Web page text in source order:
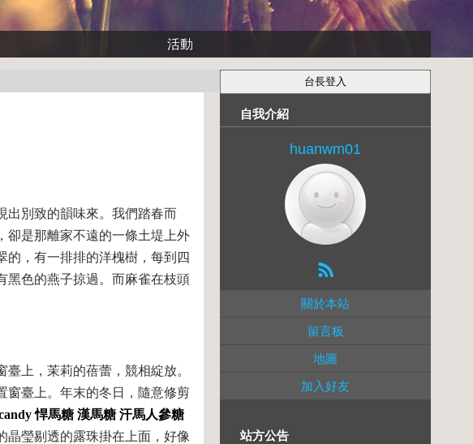
活動
出別致的韻味來。我們踏春而
卻是那離家不遠的一條土堤上外
的，有一排排的洋槐樹，每到四
黑色的燕子掠過。而麻雀在枝頭
上，茉莉的蓓蕾，競相綻放。
窗臺上。年末的冬日，隨意修剪
悍馬糖 漢馬糖 汗馬人參糖
晶瑩剔透的露珠掛在上面，好像
自我介紹
huanwm01
關於本站
留言板
地圖
加入好友
站方公告